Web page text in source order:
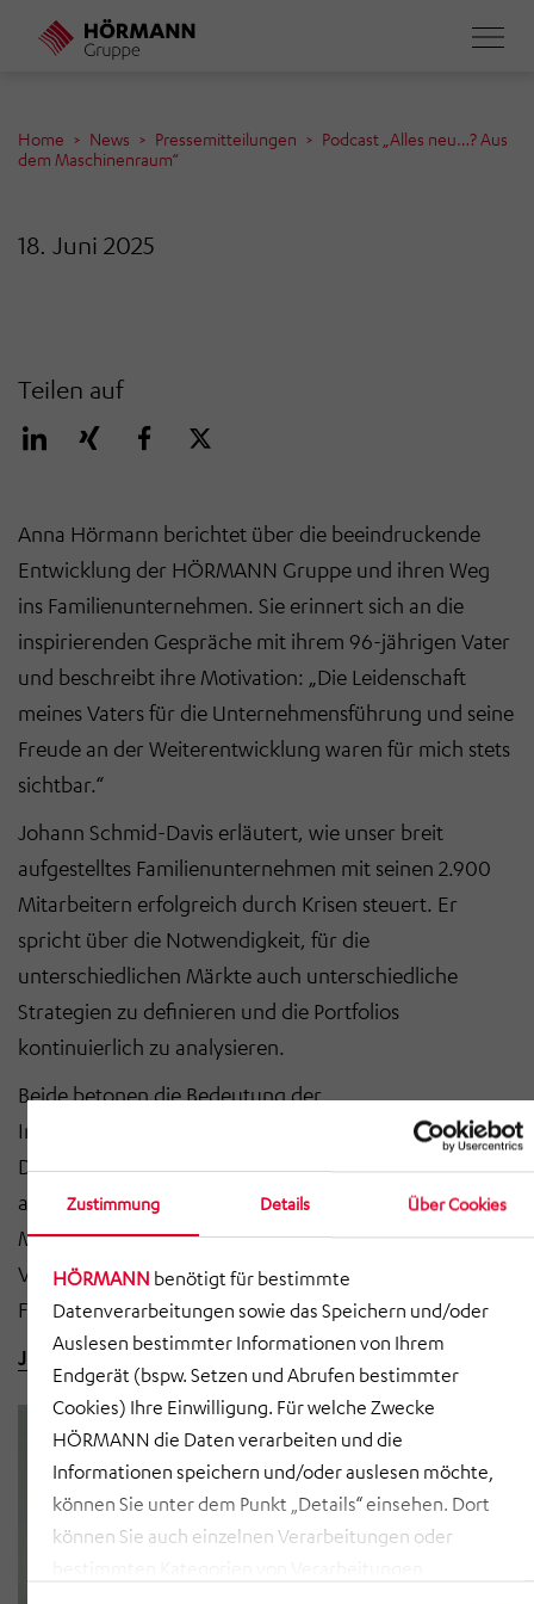
Zustimmung Details Über Cookies
HÖRMANN benötigt für bestimmte
Datenverarbeitungen sowie das Speichern und/oder
Auslesen bestimmter Informationen von Ihrem
Endgerät (bspw. Setzen und Abrufen bestimmter
Cookies) Ihre Einwilligung. Für welche Zwecke
HÖRMANN die Daten verarbeiten und die
Informationen speichern und/oder auslesen möchte,
können Sie unter dem Punkt „Details“ einsehen. Dort
können Sie auch einzelnen Verarbeitungen oder
Direkt
Home News Pressemitteilungen
Podcast „Alles neu…? Aus
dem Maschinenraum“
18. Juni 2025
Teilen auf
Anna Hörmann berichtet über die beeindruckende
Entwicklung der HÖRMANN Gruppe und ihren Weg
ins Familienunternehmen. Sie erinnert sich an die
inspirierenden Gespräche mit ihrem 96-jährigen Vater
und beschreibt ihre Motivation: „Die Leidenschaft
meines Vaters für die Unternehmensführung und seine
Freude an der Weiterentwicklung waren für mich stets
sichtbar.“
Johann Schmid-Davis erläutert, wie unser breit
aufgestelltes Familienunternehmen mit seinen 2.900
Mitarbeitern erfolgreich durch Krisen steuert. Er
spricht über die Notwendigkeit, für die
unterschiedlichen Märkte auch unterschiedliche
Strategien zu definieren und die Portfolios
kontinuierlich zu analysieren.
Beide betonen die Bedeutung der
Internationalisierung und der Nutzung der
Digitalisierung, um Wettbewerbsnachteile
auszugleichen. Mit Tobias Rappers, Managing Director
Maschinenraum, diskutieren sie über Wachstum,
Verantwortung und die Balance zwischen
Familientradition und strategischer Weitsicht.
Jetzt unbedingt reinhören! >>